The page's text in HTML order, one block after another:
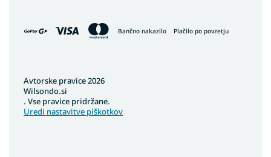
Bančno nakazilo Plačilo po povzetju
Avtorske pravice 2026
Wilsondo.si
. Vse pravice pridržane.
Uredi nastavitve piškotkov